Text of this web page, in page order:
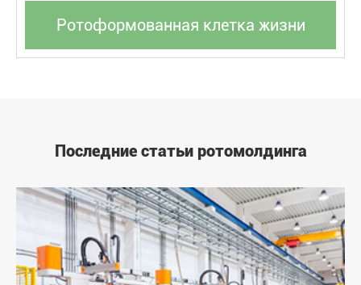
Ротоформованная клетка жизни
Последние статьи ротомолдинга